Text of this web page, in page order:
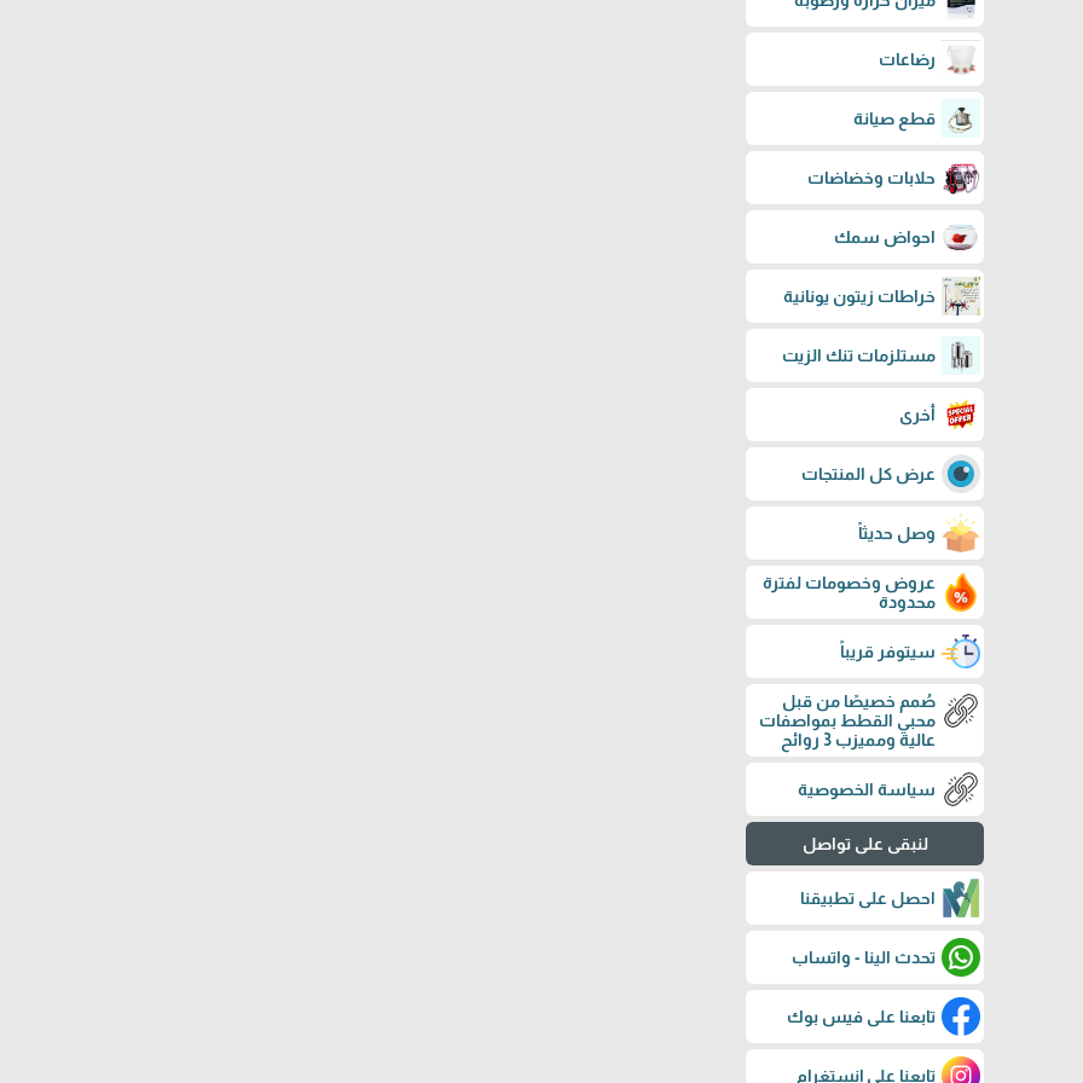
رضاعات
قطع صيانة
حلابات وخضاضات
احواض سمك
خراطات زيتون يونانية
مستلزمات تنك الزيت
أخرى
عرض كل المنتجات
وصل حديثاً
عروض وخصومات لفترة
محدودة
سيتوفر قريباً
صُمم خصيصًا من قبل
محبي القطط بمواصفات
عالية ومميزب 3 روائح
سياسة الخصوصية
لنبقى على تواصل
احصل على تطبيقنا
تحدث الينا - واتساب
تابعنا على فيس بوك
تابعنا على إنستغرام